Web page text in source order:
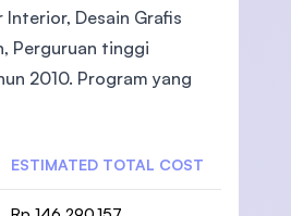
Desain Grafis
Perguruan tinggi
2010. Program yang
ESTIMATED TOTAL COST